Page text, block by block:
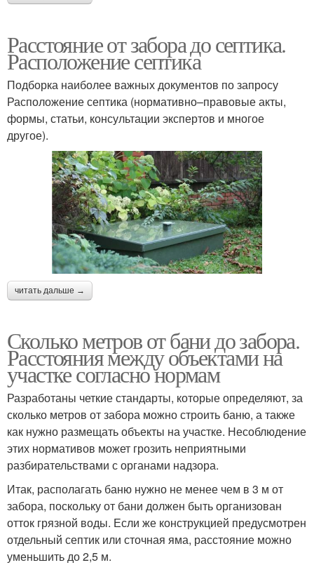
Расстояние от забора до септика.
Расположение септика
Подборка наиболее важных документов по запросу
Расположение септика (нормативно–правовые акты,
формы, статьи, консультации экспертов и многое
другое).
читать дальше →
Сколько метров от бани до забора.
Расстояния между объектами на
участке согласно нормам
Разработаны четкие стандарты, которые определяют, за
сколько метров от забора можно строить баню, а также
как нужно размещать объекты на участке. Несоблюдение
этих нормативов может грозить неприятными
разбирательствами с органами надзора.
Итак, располагать баню нужно не менее чем в 3 м от
забора, поскольку от бани должен быть организован
отток грязной воды. Если же конструкцией предусмотрен
отдельный септик или сточная яма, расстояние можно
уменьшить до 2,5 м.